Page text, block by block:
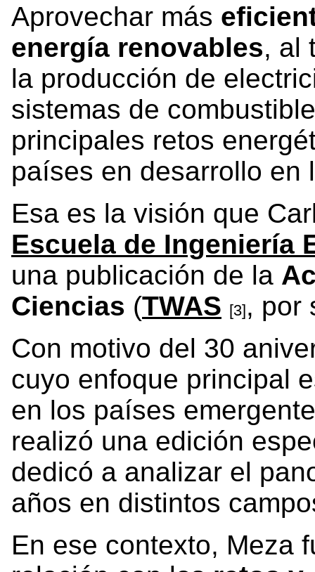
Aprovechar más
energía renovables, al
la producción de
sistemas de
principales retos
países en desarrollo en
Esa es la visión que
Escuela de Ingeniería
una publicación de la
Ciencias (TWAS [3], por
Con motivo del 30
cuyo enfoque principal
en los países
realizó una edición
dedicó a analizar el
años en distintos
En ese contexto, Meza